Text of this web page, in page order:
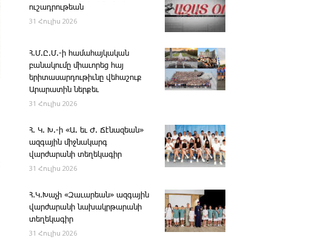
ուշադրութեան
31 Հուլիս 2026
Հ.Մ.Ը.Մ.-ի համահայկական
բանակումը միաւորեց հայ
երիտասարդութիւնը վեհաշուք
Արարատին ներքեւ
31 Հուլիս 2026
Հ. Կ. Խ.-ի «Ա. եւ Ժ. ­Ճէնազեան»
ազգային միջնակարգ
վարժարանի տեղեկագիր
31 Հուլիս 2026
Հ․Կ․Խաչի «Զաւարեան» ազգային
վարժարանի նախակրթարանի
տեղեկագիր
31 Հուլիս 2026